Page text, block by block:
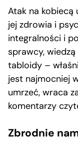
Atak na kobiecą
jej zdrowia i
integralności i
sprawcy,
tabloidy –
jest najmocniej
umrzeć, wraca
komentarzy
Zbrodnie